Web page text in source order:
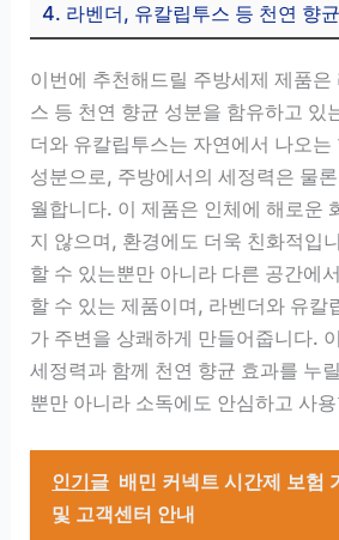
4. 라벤더, 유칼립투스 등 천연 향
이번에 추천해드릴 주방세제 제품은
스 등 천연 향균 성분을 함유하고 있
더와 유칼립투스는 자연에서 나오
성분으로, 주방에서의 세정력은 물
월합니다. 이 제품은 인체에 해로운
지 않으며, 환경에도 더욱 친화적입
할 수 있는뿐만 아니라 다른 공간에
할 수 있는 제품이며, 라벤더와 유칼
가 주변을 상쾌하게 만들어줍니다.
세정력과 함께 천연 향균 효과를 누
뿐만 아니라 소독에도 안심하고 사
인기글 배민 커넥트 시간제 보험
및 고객센터 안내